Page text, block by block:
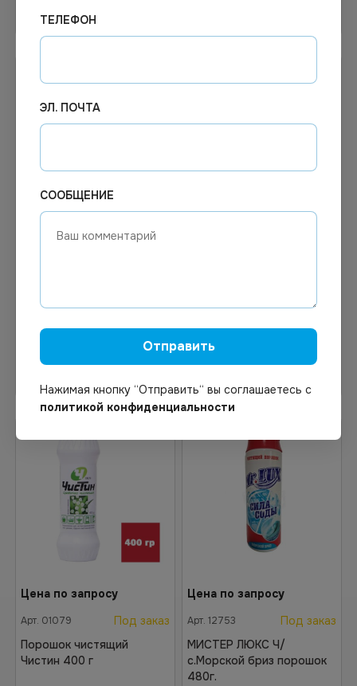
Цена по запросу
Цена по запросу
Арт. 01079
Под заказ
Порошок чистящий
Чистин 400 г
Цена по запросу
Арт. 12753
Под заказ
МИСТЕР ЛЮКС Ч/
с.Морской бриз порошок
480г.
ТЕЛЕФОН
ЭЛ. ПОЧТА
СООБЩЕНИЕ
Отправить
Нажимая кнопку “Отправить“ вы соглашаетесь с
политикой конфиденциальности